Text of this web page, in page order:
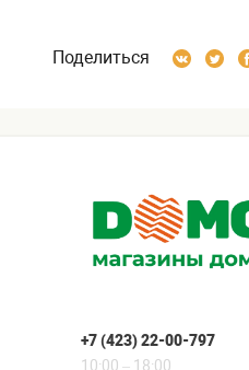
Поделиться
+7 (423) 22-00-797
10:00 – 18:00